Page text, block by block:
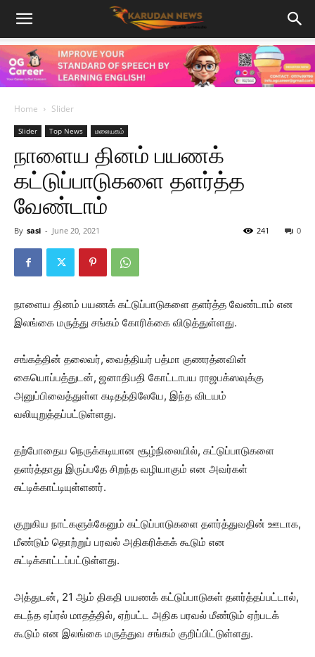
Home Slider
Slider Top News மலையகம்
நாளைய தினம் பயணக்
கட்டுப்பாடுகளை தளர்த்த
வேண்டாம்
By sasi - June 20, 2021 0
241
நாளைய தினம் பயணக் கட்டுப்பாடுகளை தளர்த்த வேண்டாம் என
இலங்கை மருத்து சங்கம் கோரிக்கை விடுத்துள்ளது.
சங்கத்தின் தலைவர், வைத்தியர் பத்மா குணரத்னவின்
கையொப்பத்துடன், ஜனாதிபதி கோட்டாபய ராஜபக்ஸவுக்கு
அனுப்பிவைத்துள்ள கடிதத்திலேயே, இந்த விடயம்
வலியுறுத்தப்பட்டுள்ளது.
தற்போதைய நெருக்கடியான சூழ்நிலையில், கட்டுப்பாடுகளை
தளர்த்தாது இருப்பதே சிறந்த வழியாகும் என அவர்கள்
சுட்டிக்காட்டியுள்ளனர்.
குறுகிய நாட்களுக்கேனும் கட்டுப்பாடுகளை தளர்த்துவதின் ஊடாக,
மீண்டும் தொற்றுப் பரவல் அதிகரிக்கக் கூடும் என
சுட்டிக்காட்டப்பட்டுள்ளது.
அத்துடன், 21 ஆம் திகதி பயணக் கட்டுப்பாடுகள் தளர்த்தப்பட்டால்,
கடந்த ஏப்ரல் மாதத்தில், ஏற்பட்ட அதிக பரவல் மீண்டும் ஏற்படக்
கூடும் என இலங்கை மருத்துவ சங்கம் குறிப்பிட்டுள்ளது.